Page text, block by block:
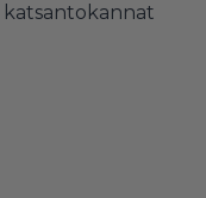
katsantokannat